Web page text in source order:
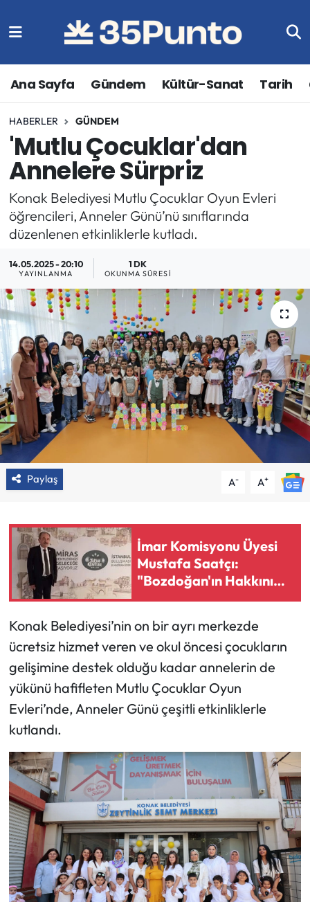
Ana Sayfa Gündem Kültür-Sanat Tarih
HABERLER GÜNDEM
'Mutlu Çocuklar'dan
Annelere Sürpriz
Konak Belediyesi Mutlu Çocuklar Oyun Evleri
öğrencileri, Anneler Günü’nü sınıflarında
düzenlenen etkinliklerle kutladı.
14.05.2025 - 20:10
YAYINLANMA
1 DK
OKUNMA SÜRESI
Paylaş A- A+
İmar Komisyonu Üyesi
Mustafa Saatçı:
"Bozdoğan'ın Hakkını
Sonuna Kadar
Konak Belediyesi’nin on bir ayrı merkezde
ücretsiz hizmet veren ve okul öncesi çocukların
gelişimine destek olduğu kadar annelerin de
yükünü hafifleten Mutlu Çocuklar Oyun
Evleri’nde, Anneler Günü çeşitli etkinliklerle
kutlandı.